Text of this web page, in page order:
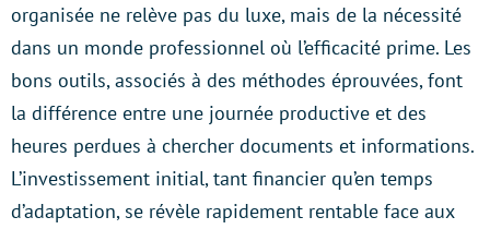
organisée ne relève pas du luxe, mais de la nécessité
dans un monde professionnel où l’efficacité prime. Les
bons outils, associés à des méthodes éprouvées, font
la différence entre une journée productive et des
heures perdues à chercher documents et informations.
L’investissement initial, tant financier qu’en temps
d’adaptation, se révèle rapidement rentable face aux